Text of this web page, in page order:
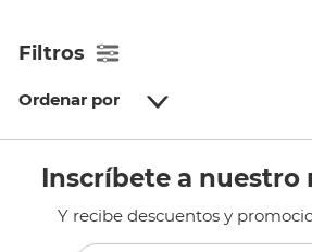
Filtros
Ordenar por
Inscríbete a nuestro
Y recibe descuentos y